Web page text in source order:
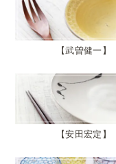
武曽健一
安田宏定